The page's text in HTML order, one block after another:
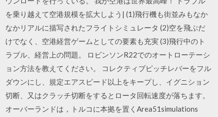
を乗り越えて空港規模を拡大しよう| (1)飛行機も街並みもなか
なかリアルに描写されたフライトシミュレータ (2)空を飛ぶだ
けでなく、空港経営ゲームとしての要素も充実 (3)飛行中のト
ラブル、経営上の問題。 ロビンソンR22でのオートローテーシ
ョン方法を教えてください。 コレクティブピッチレバーをフル
ダウンにし、規定エアスピード以上をキープし、イグニション
切断、又はクラッチ切断をするとロータ回転速度が落ちます。
オーバーランドは，トルコに本拠を置くArea51simulations